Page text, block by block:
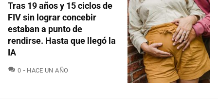
Tras 19 años y 15 ciclos de
FIV sin lograr concebir
estaban a punto de
rendirse. Hasta que llegó la
IA
0 COMENTARIOS
HACE UN AÑO